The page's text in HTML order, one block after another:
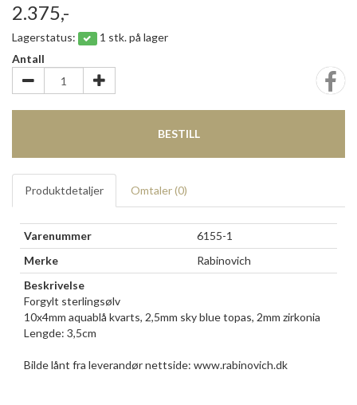
2.375,-
Lagerstatus:
1 stk. på lager
Antall
BESTILL
Produktdetaljer Omtaler (0)
Varenummer
6155-1
Merke
Rabinovich
Beskrivelse
Forgylt sterlingsølv
10x4mm aquablå kvarts, 2,5mm sky blue topas, 2mm zirkonia
Lengde: 3,5cm
Bilde lånt fra leverandør nettside: www.rabinovich.dk